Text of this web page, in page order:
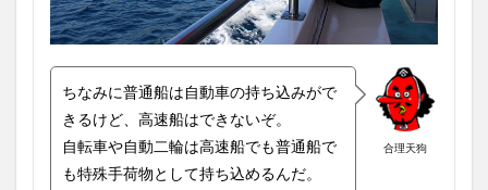
合理天狗
ちなみに普通船は自動車の持ち込みがで
きるけど、高速船はできないぞ。
自転車や自動二輪は高速船でも普通船で
も特殊手荷物として持ち込めるんだ。